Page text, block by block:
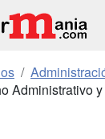
Administrativo